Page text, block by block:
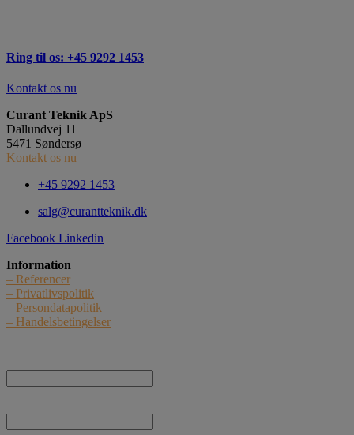
Ring til os: +45 9292 1453
Kontakt os nu
Curant Teknik ApS
Dallundvej 11
5471 Søndersø
Kontakt os nu
+45 9292 1453
salg@curantteknik.dk
Facebook Linkedin
Information
– Referencer
– Privatlivspolitik
– Persondatapolitik
– Handelsbetingelser